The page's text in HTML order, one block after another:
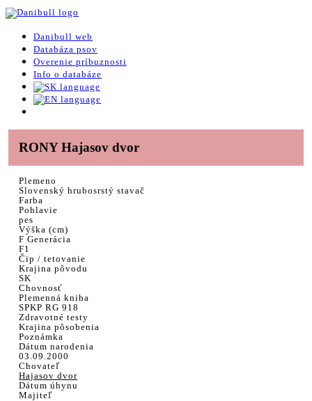
Danibull web
Databáza psov
Overenie príbuznosti
Info o databáze
RONY Hajasov dvor
Plemeno
Slovenský hrubosrstý stavač
Farba
Pohlavie
pes
Výška (cm)
F Generácia
F1
Čip / tetovanie
Krajina pôvodu
SK
Chovnosť
Plemenná kniha
SPKP RG 918
Zdravotné testy
Krajina pôsobenia
Poznámka
Dátum narodenia
03.09.2000
Chovateľ
Hajasov dvor
Dátum úhynu
Majiteľ